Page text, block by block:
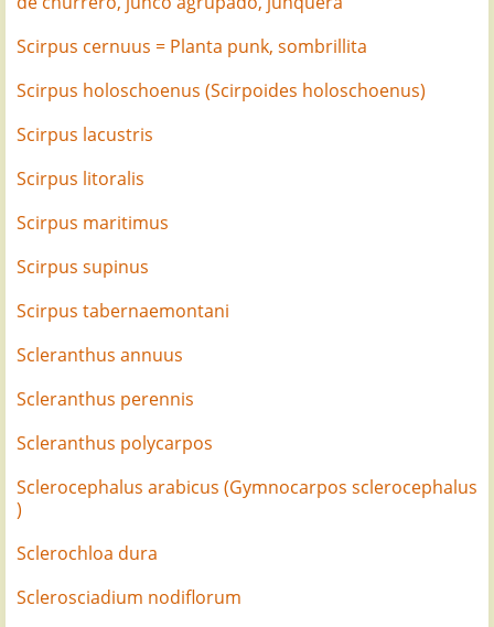
Scirpus cernuus = Planta punk, sombrillita
Scirpus holoschoenus (Scirpoides holoschoenus)
Scirpus lacustris
Scirpus litoralis
Scirpus maritimus
Scirpus supinus
Scirpus tabernaemontani
Scleranthus annuus
Scleranthus perennis
Scleranthus polycarpos
Sclerocephalus arabicus (Gymnocarpos sclerocephalus
)
Sclerochloa dura
Sclerosciadium nodiflorum